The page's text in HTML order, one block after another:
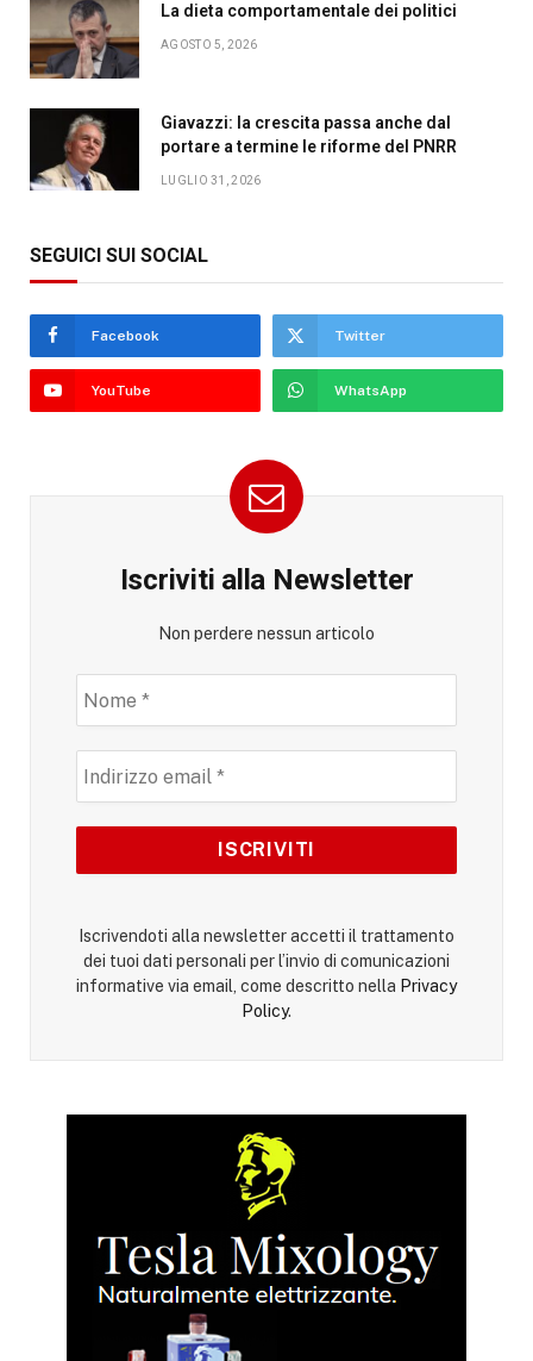
La dieta comportamentale dei politici
AGOSTO 5, 2026
Giavazzi: la crescita passa anche dal
portare a termine le riforme del PNRR
LUGLIO 31, 2026
SEGUICI SUI SOCIAL
Facebook Twitter
YouTube WhatsApp
Iscriviti alla Newsletter
Non perdere nessun articolo
Iscrivendoti alla newsletter accetti il trattamento
dei tuoi dati personali per l’invio di comunicazioni
informative via email, come descritto nella Privacy
Policy.